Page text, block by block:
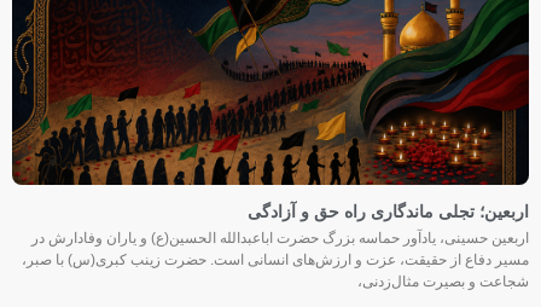
اربعین؛ تجلی ماندگاری راه حق و آزادگی
اربعین حسینی، یادآور حماسه بزرگ حضرت اباعبدالله الحسین(ع) و یاران وفادارش در
مسیر دفاع از حقیقت، عزت و ارزش‌های انسانی است. حضرت زینب کبری(س) با صبر،
شجاعت و بصیرت مثال‌زدنی،